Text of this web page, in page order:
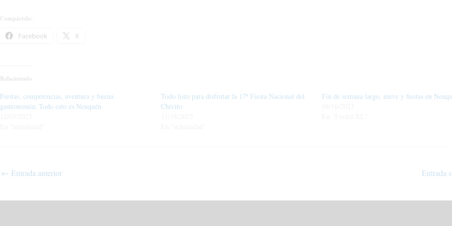
Compártelo:
Facebook X
Relacionado
Fiestas, competencias, aventura y buena
gastronomía: Todo esto es Neuquén
Todo listo para disfrutar la 17ª Fiesta Nacional del
Chivito
Fin de semana largo, nieve y fiestas en
← Entrada anterior Entrada